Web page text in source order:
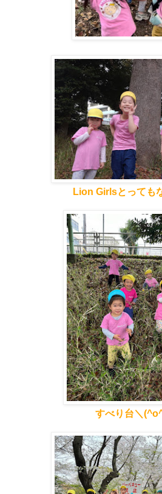
Lion Girlsとっても
すべり台＼